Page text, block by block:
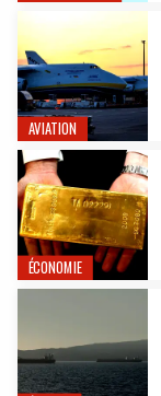
AVIATION
ÉCONOMIE